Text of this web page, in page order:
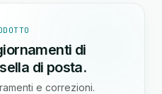
di
di posta.
e correzioni.